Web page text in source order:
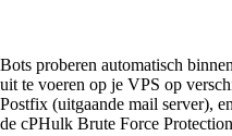
Bots proberen automatisch
uit te voeren op je VPS op
Postfix (uitgaande mail server),
de cPHulk Brute Force